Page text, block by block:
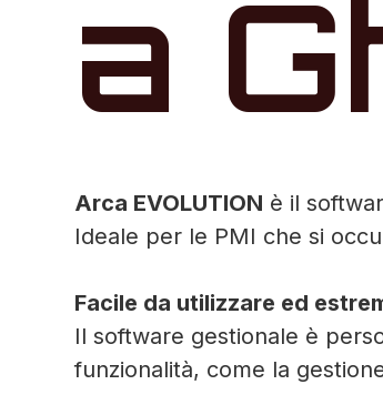
a
Arca EVOLUTION è il
Ideale per le PMI che si
Facile da utilizzare ed
Il software gestionale è
funzionalità, come la